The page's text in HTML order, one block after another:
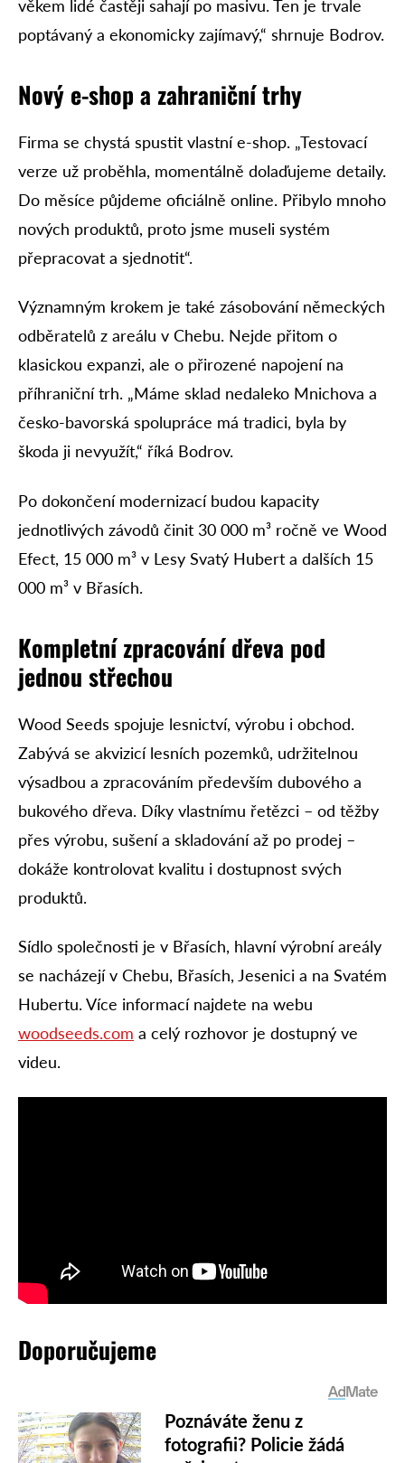
věkem lidé častěji sahají po masivu. Ten je trvale
poptávaný a ekonomicky zajímavý,“ shrnuje Bodrov.
Nový e-shop a zahraniční trhy
Firma se chystá spustit vlastní e-shop. „Testovací
verze už proběhla, momentálně dolaďujeme detaily.
Do měsíce půjdeme oficiálně online. Přibylo mnoho
nových produktů, proto jsme museli systém
přepracovat a sjednotit“.
Významným krokem je také zásobování německých
odběratelů z areálu v Chebu. Nejde přitom o
klasickou expanzi, ale o přirozené napojení na
příhraniční trh. „Máme sklad nedaleko Mnichova a
česko-bavorská spolupráce má tradici, byla by
škoda ji nevyužít,“ říká Bodrov.
Po dokončení modernizací budou kapacity
jednotlivých závodů činit 30 000 m³ ročně ve Wood
Efect, 15 000 m³ v Lesy Svatý Hubert a dalších 15
000 m³ v Břasích.
Kompletní zpracování dřeva pod
jednou střechou
Wood Seeds spojuje lesnictví, výrobu i obchod.
Zabývá se akvizicí lesních pozemků, udržitelnou
výsadbou a zpracováním především dubového a
bukového dřeva. Díky vlastnímu řetězci – od těžby
přes výrobu, sušení a skladování až po prodej –
dokáže kontrolovat kvalitu i dostupnost svých
produktů.
Sídlo společnosti je v Břasích, hlavní výrobní areály
se nacházejí v Chebu, Břasích, Jesenici a na Svatém
Hubertu. Více informací najdete na webu
woodseeds.com a celý rozhovor je dostupný ve
videu.
Doporučujeme